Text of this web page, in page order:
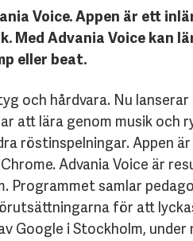
Voice. Appen är ett
Med Advania Voice kan
eller beat.
och hårdvara. Nu
att lära genom musik och
röstinspelningar. Appen
Advania Voice är
samlar
för att
Google i Stockholm, under